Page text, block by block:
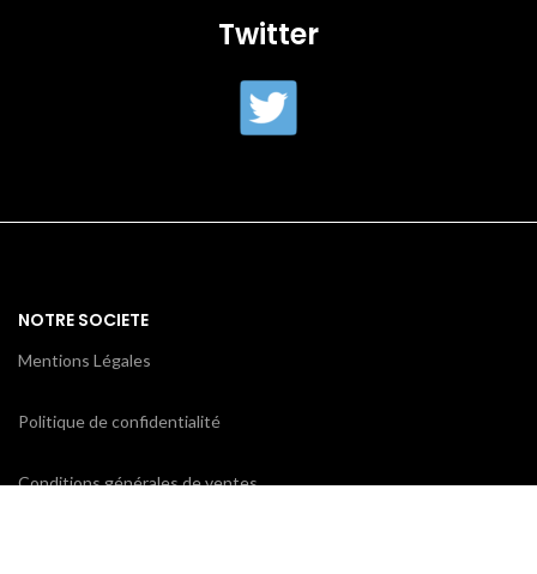
Twitter
NOTRE SOCIETE
Mentions Légales
Politique de confidentialité
Conditions générales de ventes